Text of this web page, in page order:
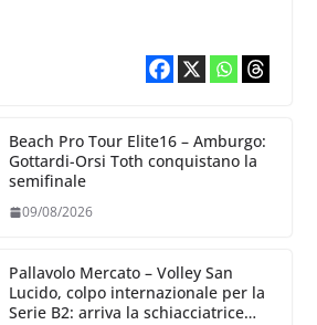
Beach Pro Tour Elite16 – Amburgo:
Gottardi-Orsi Toth conquistano la
semifinale
09/08/2026
Pallavolo Mercato – Volley San
Lucido, colpo internazionale per la
Serie B2: arriva la schiacciatrice